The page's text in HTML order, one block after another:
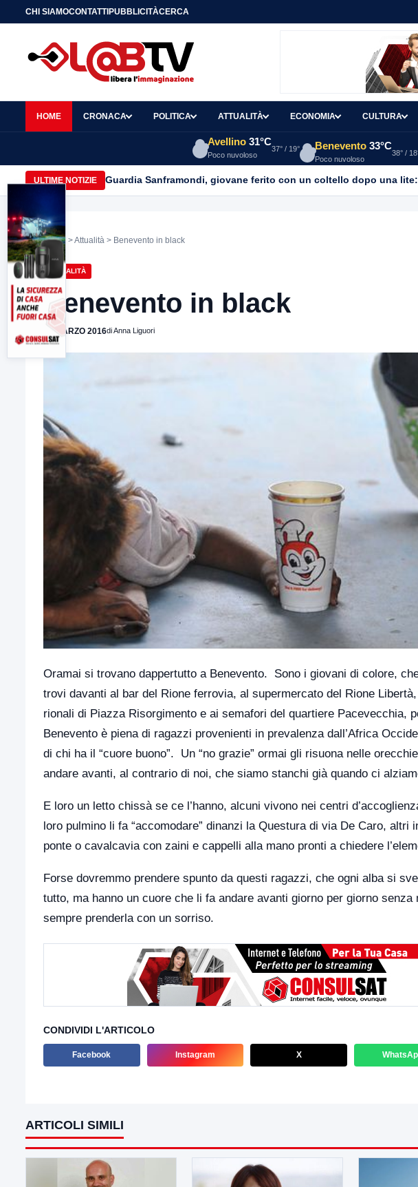
CHI SIAMOCONTATTIPUBBLICITÀCERCA
HOME CRONACA POLITICA ATTUALITÀ ECONOMIA CULTURA
Avellino 31°C
Poco nuvoloso
37° / 19° Benevento 33°C
Poco nuvoloso
38° /
ULTIME NOTIZIE Guardia Sanframondi, giovane ferito con un coltello dopo una
Home >Attualità > Benevento in black
ATTUALITÀ
Benevento in black
25 MARZO 2016di Anna Liguori
Oramai si trovano dappertutto a Benevento. Sono i giovani di colore,
trovi davanti al bar del Rione ferrovia, al supermercato del Rione
rionali di Piazza Risorgimento e ai semafori del quartiere Pacevecchia,
Benevento è piena di ragazzi provenienti in prevalenza dall’Africa
di chi ha il “cuore buono”. Un “no grazie” ormai gli risuona nelle
andare avanti, al contrario di noi, che siamo stanchi già quando ci
E loro un letto chissà se ce l’hanno, alcuni vivono nei centri
loro pulmino li fa “accomodare” dinanzi la Questura di via De Caro,
ponte o cavalcavia con zaini e cappelli alla mano pronti a chiedere
Forse dovremmo prendere spunto da questi ragazzi, che ogni alba si
tutto, ma hanno un cuore che li fa andare avanti giorno per giorno
sempre prenderla con un sorriso.
CONDIVIDI L'ARTICOLO
Facebook Instagram X
ARTICOLI SIMILI